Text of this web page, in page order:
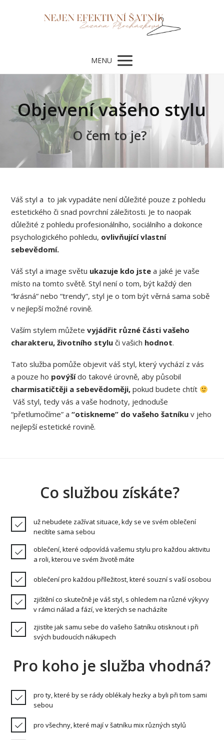
MENU
Objevení vašeho stylu
O čem to je?
Váš styl a to jak vypadáte není důležité pouze z pohledu
estetického či snad povrchní záležitosti. Je to naopak
důležité z pohledu profesionálního, sociálního a dokonce
psychologického pohledu, ovlivňující vlastní
sebevědomí.
Váš styl a image světu ukazuje kdo jste a jaké je vaše
místo na tomto světě. Styl není o tom, být každý den
“krásná” nebo “trendy”, styl je o tom být věrná sama sobě
v nejlepší možné rovině.
Vaším stylem můžetevyjádřit různé části vašeho
charakteru, životního stylu či vašich hodnot.
Tato služba pomůže objevit váš styl, který vychází z vás
a pouze ho povýšído takové úrovně, aby působil
charmisatičtěji a sebevědoměji, pokud budete chtít
Váš styl, tedy vás a vaše hodnoty, jednoduše
“přetlumočíme” a“otiskneme” do vašeho šatníku v jeho
nejlepší estetické rovině.
Co službou získáte?
už nebudete zažívat situace, kdy se ve svém oblečení
necítíte sama sebou
oblečení, které odpovídá vašemu stylu pro každou aktivitu
a roli, kterou ve svém životě máte
oblečení pro každou příležitost, které souzní s vaší osobou
zjištění co skutečně je váš styl, s ohledem na různé výkyvy
v rámci nálad a fází, ve kterých se nacházíte
zjistíte jak samu sebe do vašeho šatníku otisknout i při
svých budoucích nákupech
Pro koho je služba vhodná?
pro ty, které by se rády oblékaly hezky a byli při tom sami
sebou
pro všechny, které mají v šatníku mix různých stylů